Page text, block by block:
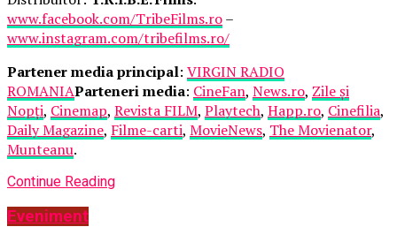
www.facebook.com/TribeFilms.ro–
www.instagram.com/tribefilms.ro/
Partener media principal: VIRGIN RADIO
ROMANIAParteneri media: CineFan, News.ro, Zile și
Nopți, Cinemap, Revista FILM, Playtech, Happ.ro, Cinefilia,
Daily Magazine, Filme-carti, MovieNews, The Movienator,
Munteanu.
Continue Reading
Eveniment